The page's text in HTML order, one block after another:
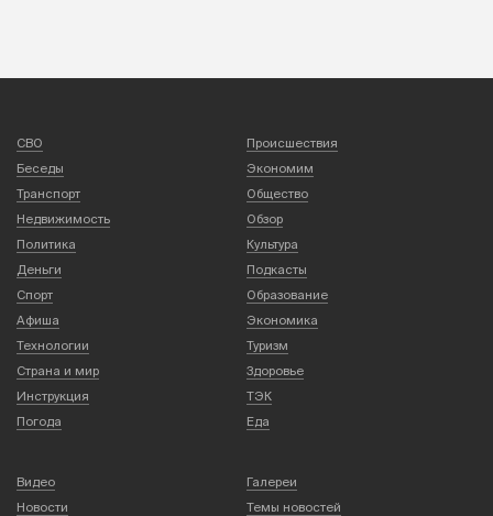
СВО
Происшествия
Беседы
Экономим
Транспорт
Общество
Недвижимость
Обзор
Политика
Культура
Деньги
Подкасты
Спорт
Образование
Афиша
Экономика
Технологии
Туризм
Страна и мир
Здоровье
Инструкция
ТЭК
Погода
Еда
Видео
Галереи
Новости
Темы новостей